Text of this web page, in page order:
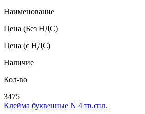
Наименование
Цена (Без НДС)
Цена (с НДС)
Наличие
Кол-во
3475
Клейма буквенные N 4 тв.спл.